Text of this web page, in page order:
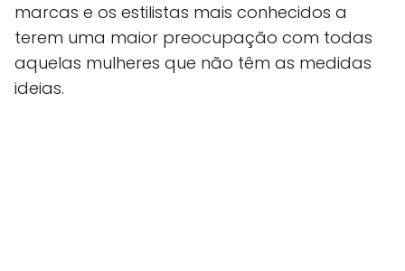
marcas e os estilistas mais conhecidos a
terem uma maior preocupação com todas
aquelas mulheres que não têm as medidas
ideias.